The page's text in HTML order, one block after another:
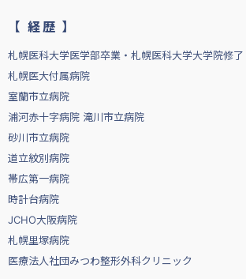
【 経歴 】
札幌医科大学医学部卒業・札幌医科大学大学院修了
札幌医大付属病院
室蘭市立病院
浦河赤十字病院 滝川市立病院
砂川市立病院
道立紋別病院
帯広第一病院
時計台病院
JCHO大阪病院
札幌里塚病院
医療法人社団みつわ整形外科クリニック